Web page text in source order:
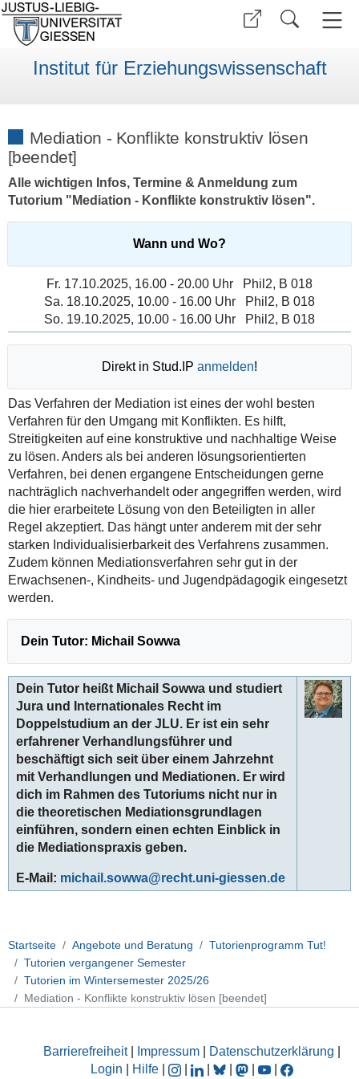
Institut für Erziehungswissenschaft
Mediation - Konflikte konstruktiv lösen
[beendet]
Alle wichtigen Infos, Termine & Anmeldung zum
Tutorium "Mediation - Konflikte konstruktiv lösen".
Wann und Wo?
Fr. 17.10.2025, 16.00 - 20.00 Uhr
Phil2, B 018
Sa. 18.10.2025, 10.00 - 16.00 Uhr
Phil2, B 018
So. 19.10.2025, 10.00 - 16.00 Uhr Phil2, B 018
Direkt in Stud.IP anmelden!
Das Verfahren der Mediation ist eines der wohl besten
Verfahren für den Umgang mit Konflikten. Es hilft,
Streitigkeiten auf eine konstruktive und nachhaltige Weise
zu lösen. Anders als bei anderen lösungsorientierten
Verfahren, bei denen ergangene Entscheidungen gerne
nachträglich nachverhandelt oder angegriffen werden, wird
die hier erarbeitete Lösung von den Beteiligten in aller
Regel akzeptiert. Das hängt unter anderem mit der sehr
starken Individualisierbarkeit des Verfahrens zusammen.
Zudem können Mediationsverfahren sehr gut in der
Erwachsenen-, Kindheits- und Jugendpädagogik eingesetzt
werden.
Dein Tutor: Michail Sowwa
Dein Tutor heißt Michail Sowwa und studiert
Jura und Internationales Recht im
Doppelstudium an der JLU. Er ist ein sehr
erfahrener Verhandlungsführer und
beschäftigt sich seit über einem Jahrzehnt
mit Verhandlungen und Mediationen. Er wird
dich im Rahmen des Tutoriums nicht nur in
die theoretischen Mediationsgrundlagen
einführen, sondern einen echten Einblick in
die Mediationspraxis geben.
E-Mail: michail.sowwa
Startseite Angebote und Beratung
Tutorienprogramm Tut!
Tutorien vergangener Semester
Tutorien im Wintersemester 2025/26
Mediation - Konflikte konstruktiv lösen [beendet]
Barrierefreiheit| Impressum Datenschutzerklärung
Login
Hilfe